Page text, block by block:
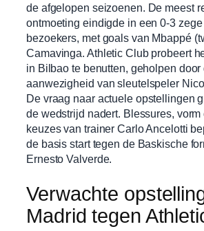
de afgelopen seizoenen. De meest
ontmoeting eindigde in een 0-3
bezoekers, met goals van Mbappé
Camavinga. Athletic Club probeert
in Bilbao te benutten, geholpen door
aanwezigheid van sleutelspeler
De vraag naar actuele opstellingen
de wedstrijd nadert. Blessures, vorm
keuzes van trainer Carlo Ancelotti
de basis start tegen de Baskische
Ernesto Valverde.
Verwachte
Madrid tegen